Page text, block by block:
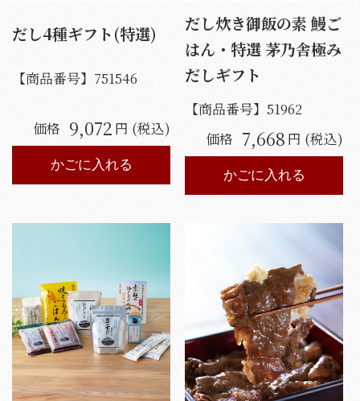
だし4種ギフト(特選)
【商品番号】 751546
価格 9,072 円 (税込)
かごに入れる
だし炊き御飯の素 鰻ご
はん・特選 茅乃舎極み
だしギフト
【商品番号】51962
価格 7,668 円 (税込)
かごに入れる